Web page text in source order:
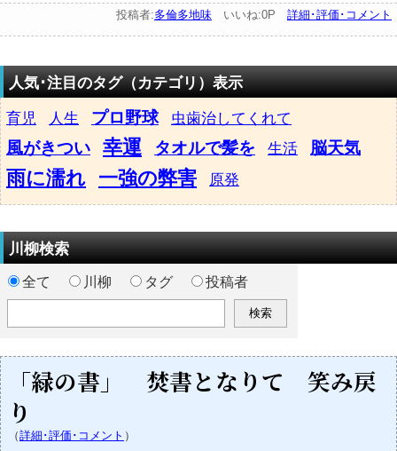
投稿者:多倫多地味 いいね:0P 詳細･評価･コメント
人気･注目のタグ（カテゴリ）表示
育児
人生 プロ野球 虫歯治してくれて
風がきつい 幸運 タオルで髪を 生活 脳天気
雨に濡れ 一強の弊害 原発
川柳検索
全て 川柳 タグ 投稿者
「緑の書」 焚書となりて 笑み戻
り
（詳細･評価･コメント ）